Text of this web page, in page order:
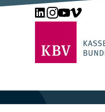
Unsere Seite
Unsere Seite
Unsere
Unsere